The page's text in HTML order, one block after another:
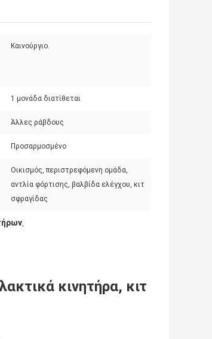
Καινούργιο.
1 μονάδα διατίθεται
Άλλες ράβδους
Προσαρμοσμένο
Οικισμός, περιστρεφόμενη ομάδα,
αντλία φόρτισης, βαλβίδα ελέγχου, κιτ
σφραγίδας
κινητήρα, κιτ